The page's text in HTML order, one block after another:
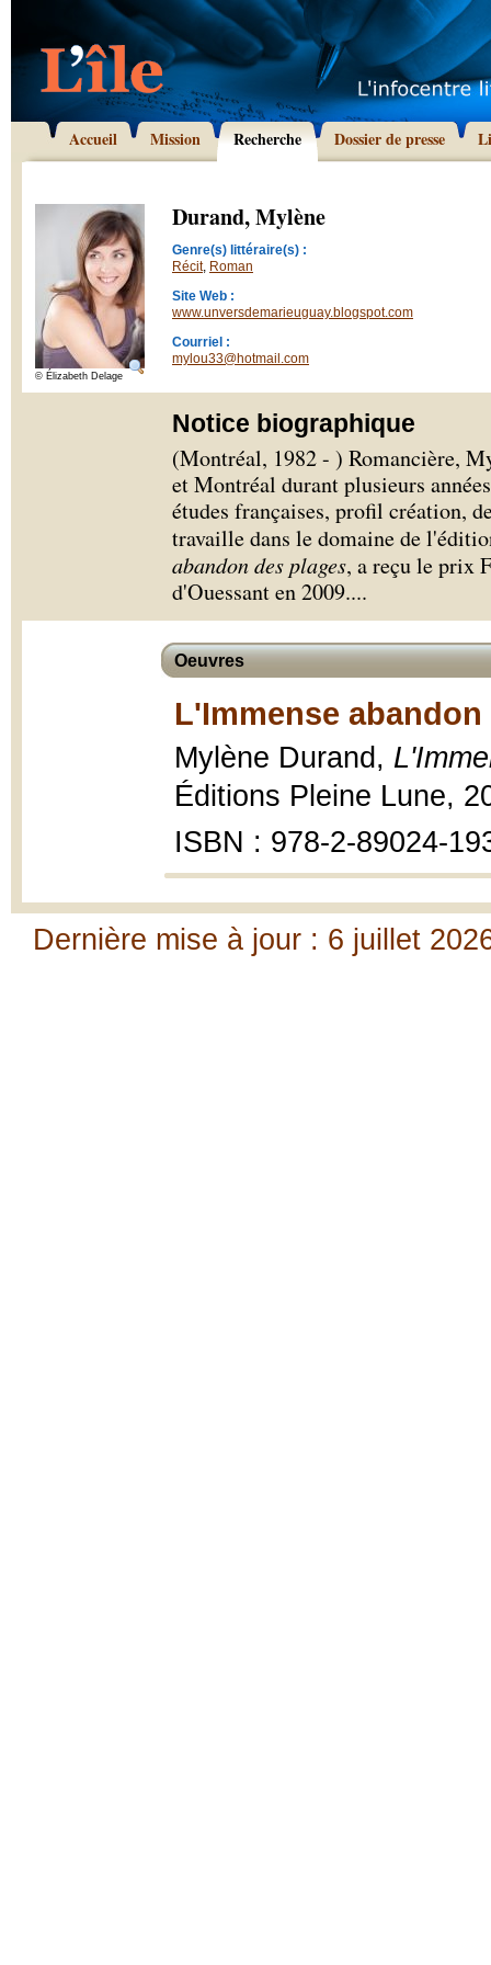
Accueil Mission Recherche Dossier de presse
© Élizabeth Delage
Durand, Mylène
Genre(s) littéraire(s) :
Récit, Roman
Site Web :
www.unversdemarieuguay.blogspot.com
Courriel :
mylou33@hotmail.com
Notice biographique
(Montréal, 1982 - ) Romancière,
et Montréal durant plusieurs
études françaises, profil création,
travaille dans le domaine de
abandon des plages, a reçu le prix
d'Ouessant en 2009....
Oeuvres
L'Immense
Mylène Durand,
Éditions Pleine Lune,
ISBN : 978-2-89024-
Dernière mise à jour : 6 juillet